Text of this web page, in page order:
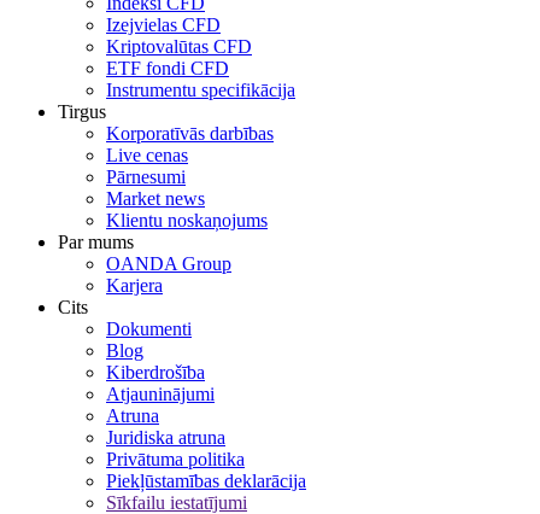
Izejvielas CFD
Kriptovalūtas CFD
ETF fondi CFD
Instrumentu specifikācija
Tirgus
Korporatīvās darbības
Live cenas
Pārnesumi
Market news
Klientu noskaņojums
Par mums
OANDA Group
Karjera
Cits
Dokumenti
Blog
Kiberdrošība
Atjauninājumi
Atruna
Juridiska atruna
Privātuma politika
Piekļūstamības deklarācija
Sīkfailu iestatījumi